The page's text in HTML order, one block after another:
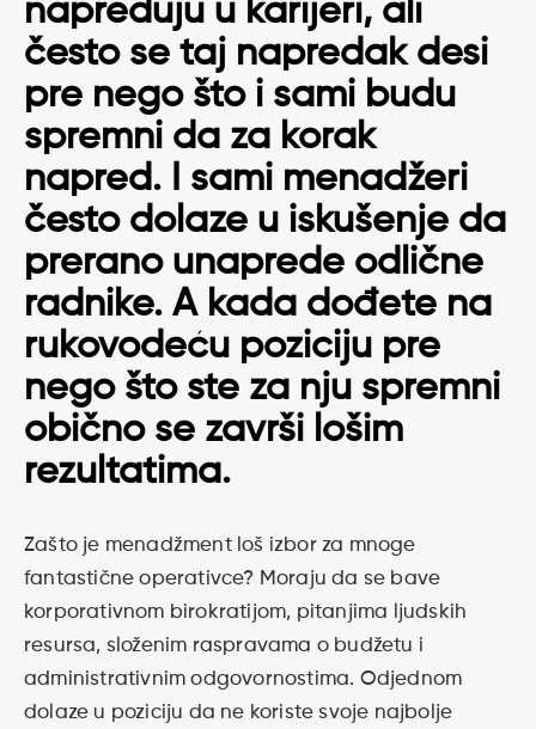
napreduju u karijeri, ali
često se taj napredak desi
pre nego što i sami budu
spremni da za korak
napred. I sami menadžeri
često dolaze u iskušenje da
prerano unaprede odlične
radnike. A kada dođete na
rukovodeću poziciju pre
nego što ste za nju spremni
obično se završi lošim
rezultatima.
Zašto je menadžment loš izbor za mnoge
fantastične operativce? Moraju da se bave
korporativnom birokratijom, pitanjima ljudskih
resursa, složenim raspravama o budžetu i
administrativnim odgovornostima. Odjednom
dolaze u poziciju da ne koriste svoje najbolje